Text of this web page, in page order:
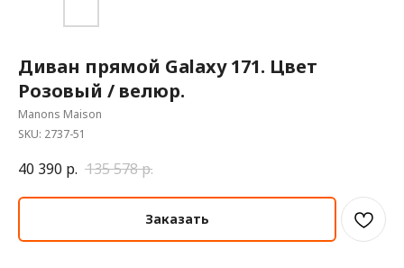
Диван прямой Galaxy 171. Цвет
Розовый / велюр.
Manons Maison
SKU: 2737-51
40 390 р. 135 578р.
Заказать